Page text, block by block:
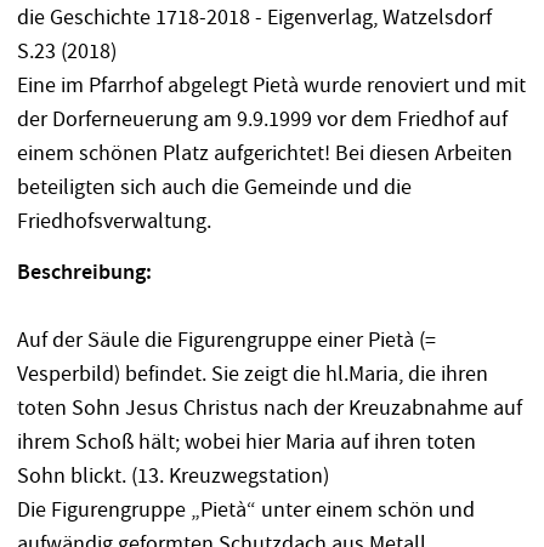
die Geschichte 1718-2018 - Eigenverlag, Watzelsdorf
S.23 (2018)
Eine im Pfarrhof abgelegt Pietà wurde renoviert und mit
der Dorferneuerung am 9.9.1999 vor dem Friedhof auf
einem schönen Platz aufgerichtet! Bei diesen Arbeiten
beteiligten sich auch die Gemeinde und die
Friedhofsverwaltung.
Beschreibung:
Auf der Säule die Figurengruppe einer Pietà (=
Vesperbild) befindet. Sie zeigt die hl.Maria, die ihren
toten Sohn Jesus Christus nach der Kreuzabnahme auf
ihrem Schoß hält; wobei hier Maria auf ihren toten
Sohn blickt. (13. Kreuzwegstation)
Die Figurengruppe „Pietà“ unter einem schön und